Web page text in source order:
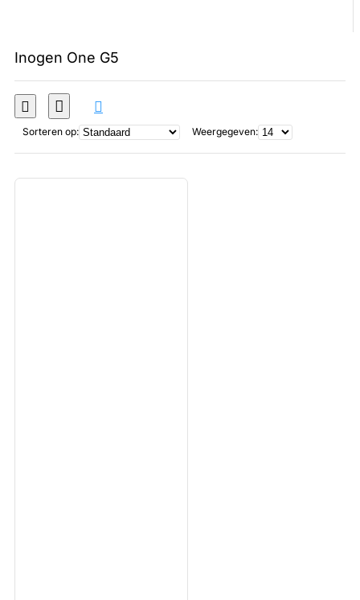
Inogen One G5
Sorteren op: Weergegeven: